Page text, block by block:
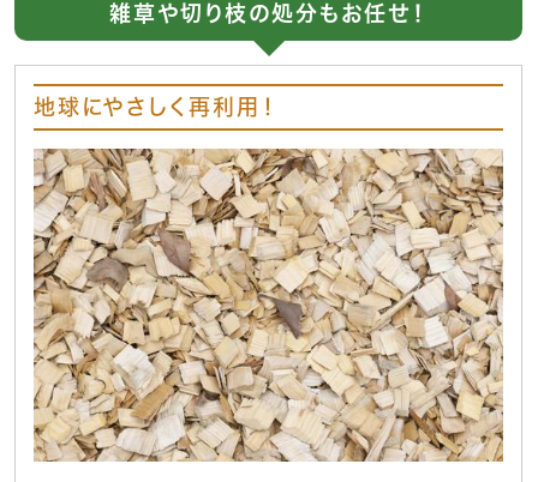
雑草や切り枝の処分もお任せ！
地球にやさしく再利用！